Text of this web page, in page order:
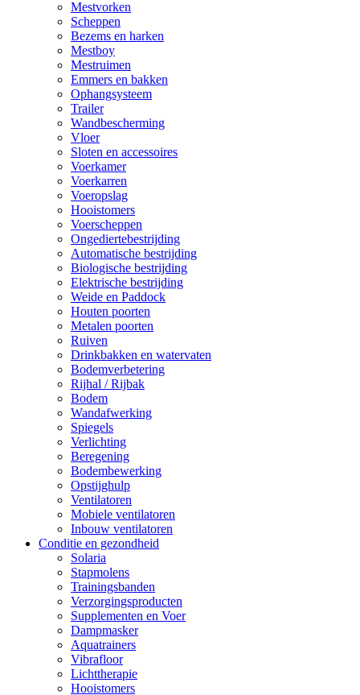
Mestvorken
Scheppen
Bezems en harken
Mestboy
Mestruimen
Emmers en bakken
Ophangsysteem
Trailer
Wandbescherming
Vloer
Sloten en accessoires
Voerkamer
Voerkarren
Voeropslag
Hooistomers
Voerscheppen
Ongediertebestrijding
Automatische bestrijding
Biologische bestrijding
Elektrische bestrijding
Weide en Paddock
Houten poorten
Metalen poorten
Ruiven
Drinkbakken en watervaten
Bodemverbetering
Rijhal / Rijbak
Bodem
Wandafwerking
Spiegels
Verlichting
Beregening
Bodembewerking
Opstijghulp
Ventilatoren
Mobiele ventilatoren
Inbouw ventilatoren
Conditie en gezondheid
Solaria
Stapmolens
Trainingsbanden
Verzorgingsproducten
Supplementen en Voer
Dampmasker
Aquatrainers
Vibrafloor
Lichttherapie
Hooistomers